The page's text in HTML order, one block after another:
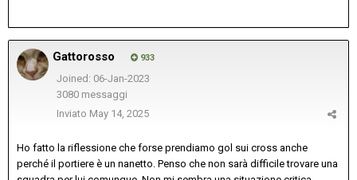
Gattorosso 933
Joined: 06-Jan-2023
3080 messaggi
Inviato May 14, 2025
Ho fatto la riflessione che forse prendiamo gol sui cross anche
perché il portiere è un nanetto. Penso che non sarà difficile trovare una